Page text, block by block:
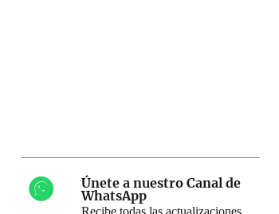
Únete a nuestro Canal de
WhatsApp
Recibe todas las actualizaciones